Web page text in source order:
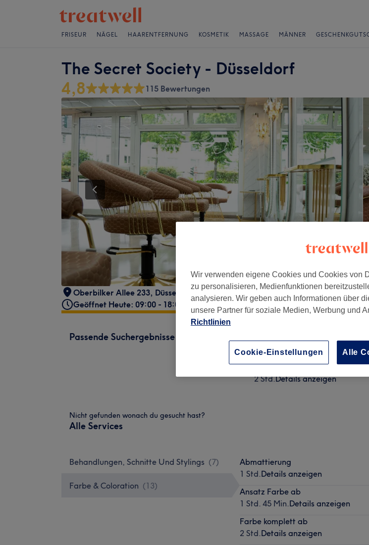
FRISEUR NÄGEL HAARENTFERNUNG KOSMETIK MASSAGE MÄNNER
The Secret Society - Düsseldorf
4,8 115 Bewertungen
Oberbilker Allee 233, Düsseldorf, 40227
Geöffnet Heute: 09:00 - 18:00
Passende Suchergebnisse
3 Std.Details anzeigen
Highlights
2 Std.Details anzeigen
Nicht gefunden wonach du gesucht hast?
Alle Services
Behandlungen, Schnitte Und Stylings (7)
Farbe & Coloration (13)
Abmattierung
1 Std.Details anzeigen
Ansatz Farbe ab
1 Std. 45 Min.Details anzeigen
Farbe komplett ab
2 Std.Details anzeigen
Wir verwenden eigene Cookies und Cookies von
zu personalisieren, Medienfunktionen
analysieren. Wir geben auch Informationen über
unsere Partner für soziale Medien, Werbung und
Richtlinien
Cookie-Einstellungen Alle